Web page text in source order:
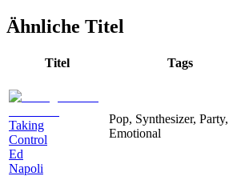
Ähnliche Titel
Titel Tags
Taking
Control
Ed
Napoli
Pop, Synthesizer, Party,
Emotional